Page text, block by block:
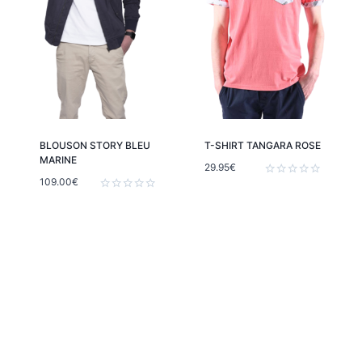
BLOUSON STORY BLEU
MARINE
109.00€
T-SHIRT TANGARA ROSE
29.95€